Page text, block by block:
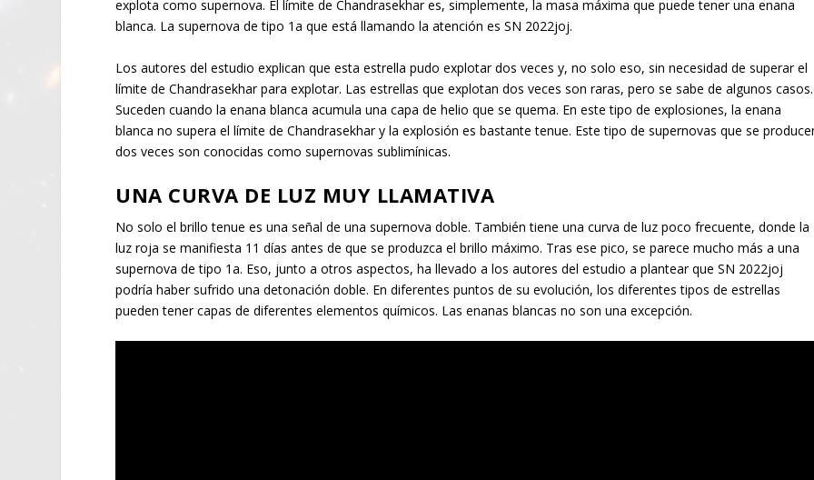
explota como supernova. El límite de Chandrasekhar es, simplemente, la masa máxima que puede tener una enana
blanca. La supernova de tipo 1a que está llamando la atención es SN 2022joj.
Los autores del estudio explican que esta estrella pudo explotar dos veces y, no solo eso, sin necesidad de superar el
límite de Chandrasekhar para explotar. Las estrellas que explotan dos veces son raras, pero se sabe de algunos casos.
Suceden cuando la enana blanca acumula una capa de helio que se quema. En este tipo de explosiones, la enana
blanca no supera el límite de Chandrasekhar y la explosión es bastante tenue. Este tipo de supernovas que se
dos veces son conocidas como supernovas sublimínicas.
UNA CURVA DE LUZ MUY LLAMATIVA
No solo el brillo tenue es una señal de una supernova doble. También tiene una curva de luz poco frecuente, donde la
luz roja se manifiesta 11 días antes de que se produzca el brillo máximo. Tras ese pico, se parece mucho más a una
supernova de tipo 1a. Eso, junto a otros aspectos, ha llevado a los autores del estudio a plantear que SN 2022joj
podría haber sufrido una detonación doble. En diferentes puntos de su evolución, los diferentes tipos de estrellas
pueden tener capas de diferentes elementos químicos. Las enanas blancas no son una excepción.